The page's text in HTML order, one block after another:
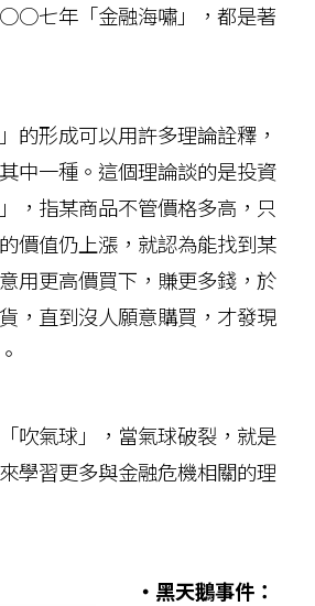
七年「金融海嘯」，都是著
的形成可以用許多理論詮釋，
中一種。這個理論談的是投資
，指某商品不管價格多高，只
價值仍上漲，就認為能找到某
用更高價買下，賺更多錢，於
，直到沒人願意購買，才發現
吹氣球」，當氣球破裂，就是
學習更多與金融危機相關的理
‧黑天鵝事件：